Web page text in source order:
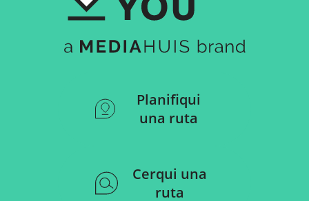
Planifiqui
una ruta
Cerqui una
ruta